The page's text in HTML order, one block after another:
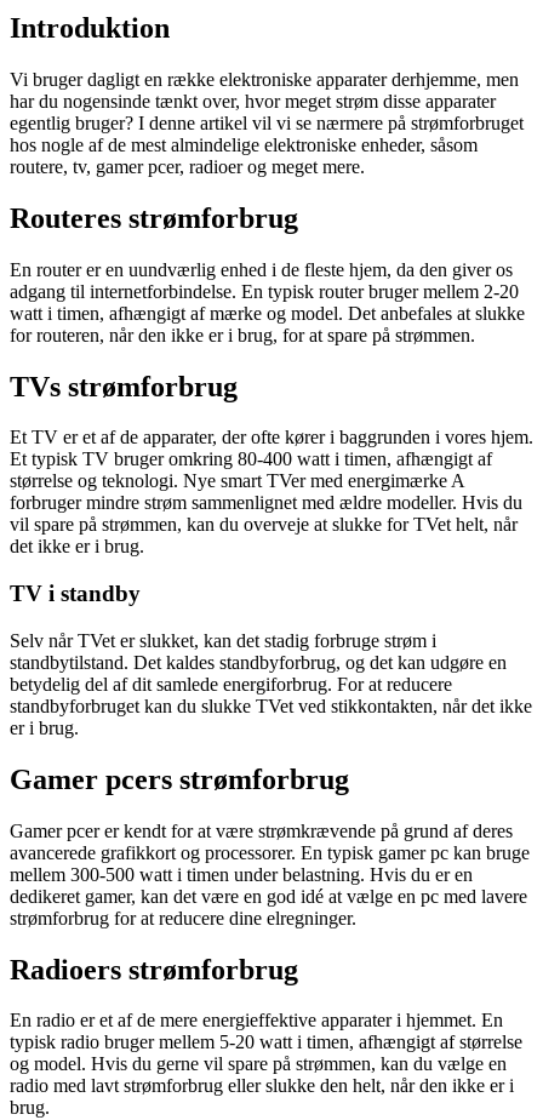
Introduktion
Vi bruger dagligt en række elektroniske apparater derhjemme, men
har du nogensinde tænkt over, hvor meget strøm disse apparater
egentlig bruger? I denne artikel vil vi se nærmere på strømforbruget
hos nogle af de mest almindelige elektroniske enheder, såsom
routere, tv, gamer pcer, radioer og meget mere.
Routeres strømforbrug
En router er en uundværlig enhed i de fleste hjem, da den giver os
adgang til internetforbindelse. En typisk router bruger mellem 2-20
watt i timen, afhængigt af mærke og model. Det anbefales at slukke
for routeren, når den ikke er i brug, for at spare på strømmen.
TVs strømforbrug
Et TV er et af de apparater, der ofte kører i baggrunden i vores hjem.
Et typisk TV bruger omkring 80-400 watt i timen, afhængigt af
størrelse og teknologi. Nye smart TVer med energimærke A
forbruger mindre strøm sammenlignet med ældre modeller. Hvis du
vil spare på strømmen, kan du overveje at slukke for TVet helt, når
det ikke er i brug.
TV i standby
Selv når TVet er slukket, kan det stadig forbruge strøm i
standbytilstand. Det kaldes standbyforbrug, og det kan udgøre en
betydelig del af dit samlede energiforbrug. For at reducere
standbyforbruget kan du slukke TVet ved stikkontakten, når det ikke
er i brug.
Gamer pcers strømforbrug
Gamer pcer er kendt for at være strømkrævende på grund af deres
avancerede grafikkort og processorer. En typisk gamer pc kan bruge
mellem 300-500 watt i timen under belastning. Hvis du er en
dedikeret gamer, kan det være en god idé at vælge en pc med lavere
strømforbrug for at reducere dine elregninger.
Radioers strømforbrug
En radio er et af de mere energieffektive apparater i hjemmet. En
typisk radio bruger mellem 5-20 watt i timen, afhængigt af størrelse
og model. Hvis du gerne vil spare på strømmen, kan du vælge en
radio med lavt strømforbrug eller slukke den helt, når den ikke er i
brug.